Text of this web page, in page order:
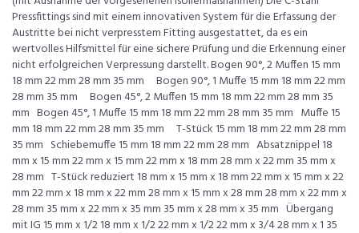
Pressfittings sind mit einem innovativen System für die Erfassung der
Austritte bei nicht verpresstem Fitting ausgestattet, da es ein
wertvolles Hilfsmittel für eine sichere Prüfung und die Erkennung einer
nicht erfolgreichen Verpressung darstellt. Bogen 90°, 2 Muffen 15 mm
18 mm 22 mm 28 mm 35 mm Bogen 90°, 1 Muffe 15 mm 18 mm 22 mm
28 mm 35 mm Bogen 45°, 2 Muffen 15 mm 18 mm 22 mm 28 mm 35
mm Bogen 45°, 1 Muffe 15 mm 18 mm 22 mm 28 mm 35 mm Muffe 15
mm 18 mm 22 mm 28 mm 35 mm T-Stück 15 mm 18 mm 22 mm 28 mm
35 mm Schiebemuffe 15 mm 18 mm 22 mm 28 mm Absatznippel 18
mm x 15 mm 22 mm x 15 mm 22 mm x 18 mm 28 mm x 22 mm 35 mm x
28 mm T-Stück reduziert 18 mm x 15 mm x 18 mm 22 mm x 15 mm x 22
mm 22 mm x 18 mm x 22 mm 28 mm x 15 mm x 28 mm 28 mm x 22 mm x
28 mm 35 mm x 22 mm x 35 mm 35 mm x 28 mm x 35 mm Übergang
mit IG 15 mm x 1/2 18 mm x 1/2 22 mm x 1/2 22 mm x 3/4 28 mm x 1 35